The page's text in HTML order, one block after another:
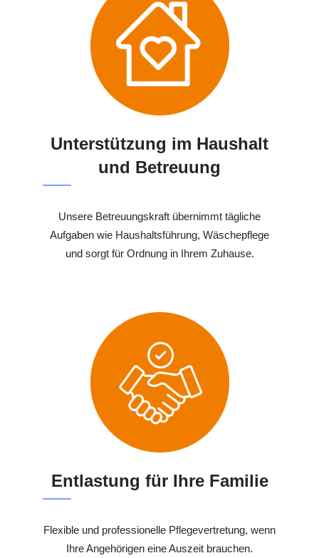
Unterstützung im Haushalt
und Betreuung
Unsere Betreuungskraft übernimmt tägliche
Aufgaben wie Haushaltsführung, Wäschepflege
und sorgt für Ordnung in Ihrem Zuhause.
Entlastung für Ihre Familie
Flexible und professionelle Pflegevertretung, wenn
Ihre Angehörigen eine Auszeit brauchen.